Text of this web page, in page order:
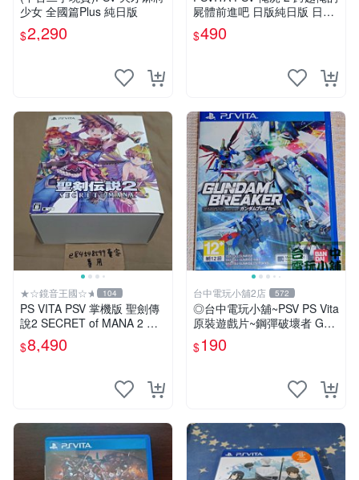
少女 全國篇Plus 純日版
$2,290
屍體前進吧 日版純日版 日文
版 二手良品 PS VITA
$490
★☆鏡音王國☆★ 104
PS VITA PSV 掌機版 聖劍傳
說2 SECRET of MANA 2 瑪
娜傳奇 純日版 限定版 收藏家
版 典藏版
$8,490
台中電玩小舖2店 572
◎台中電玩小舖~PSV PS Vita
原裝遊戲片~鋼彈破壞者 Gun
dam Breaker ~190
$190